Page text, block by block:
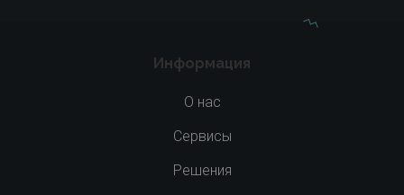
Информация
О нас
Сервисы
Решения